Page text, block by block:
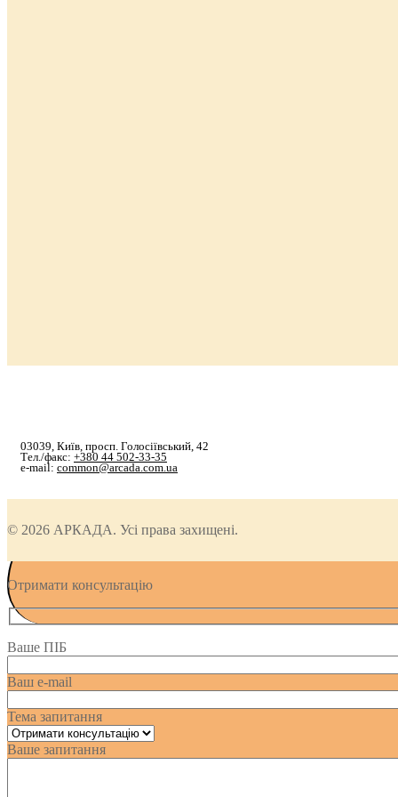
03039, Київ, просп. Голосіївський, 42
Тел./факс: +380 44 502-33-35
e-mail: common@arcada.com.ua
© 2026 АРКАДА. Усі права захищені.
Отримати консультацію
Ваше ПІБ
Ваш e-mail
Тема запитання
Ваше запитання